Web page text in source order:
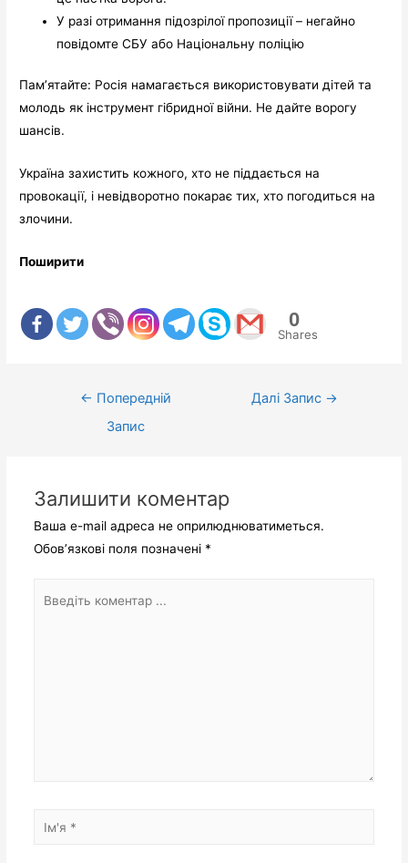
У разі отримання підозрілої пропозиції – негайно
повідомте СБУ або Національну поліцію
Пам’ятайте: Росія намагається використовувати дітей та
молодь як інструмент гібридної війни. Не дайте ворогу
шансів.
Україна захистить кожного, хто не піддається на
провокації, і невідворотно покарає тих, хто погодиться на
злочини.
Поширити
0
Shares
← Попередній
Запис
Далі Запис →
Залишити коментар
Ваша e-mail адреса не оприлюднюватиметься.
Обов’язкові поля позначені *